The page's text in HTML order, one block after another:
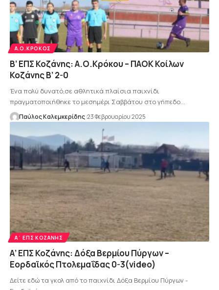
Α.Ο.ΚΡΌΚΟΣ
Β’ ΕΠΣ Κοζάνης: Α.Ο.Κρόκου – ΠΑΟΚ Κοίλων
Κοζάνης Β’ 2-0
Ένα πολύ δυνατό,σε αθλητικά πλαίσια παιχνίδι
πραγματοποιήθηκε το μεσημέρι Σαββάτου στο γήπεδο…
Παύλος Καλεμκερίδης 23 Φεβρουαρίου 2025
Α΄ ΕΠΣ ΚΟΖΆΝΗΣ
Α’ ΕΠΣ Κοζάνης: Δόξα Βερμίου Πύργων –
Εορδαϊκός Πτολεμαΐδας 0-3(video)
Δείτε εδώ τα γκολ από το παιχνίδι Δόξα Βερμίου Πύργων -